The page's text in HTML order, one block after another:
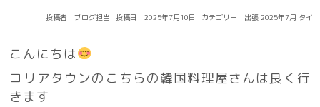
投稿者： ブログ担当 投稿日：2025年7月10日 カテゴリー： 出張 2025年7月 タイ
こんにちは
コリアタウンのこちらの韓国料理屋さんは良く行
きます